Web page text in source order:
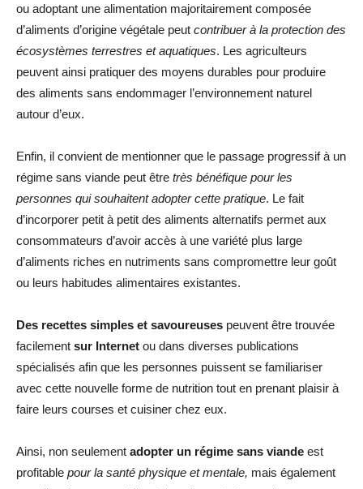
ou adoptant une alimentation majoritairement composée
d’aliments d’origine végétale peut contribuer à la protection des
écosystèmes terrestres et aquatiques. Les agriculteurs
peuvent ainsi pratiquer des moyens durables pour produire
des aliments sans endommager l’environnement naturel
autour d’eux.
Enfin, il convient de mentionner que le passage progressif à un
régime sans viande peut être très bénéfique pour les
personnes qui souhaitent adopter cette pratique. Le fait
d’incorporer petit à petit des aliments alternatifs permet aux
consommateurs d’avoir accès à une variété plus large
d’aliments riches en nutriments sans compromettre leur goût
ou leurs habitudes alimentaires existantes.
Des recettes simples et savoureuses peuvent être trouvée
facilement sur Internet ou dans diverses publications
spécialisés afin que les personnes puissent se familiariser
avec cette nouvelle forme de nutrition tout en prenant plaisir à
faire leurs courses et cuisiner chez eux.
Ainsi, non seulement adopter un régime sans viande est
profitable pour la santé physique et mentale, mais également